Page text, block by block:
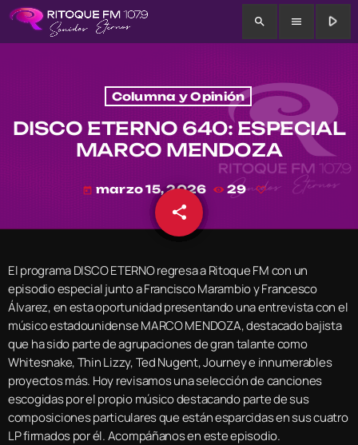
search menu play_arrow
Columna y Opinión
DISCO ETERNO 640: ESPECIAL
MARCO MENDOZA
today marzo 15, 2026 29
share
email
El programa DISCO ETERNO regresa a Ritoque FM con un
episodio especial junto a Francisco Marambio y Francesco
Álvarez, en esta oportunidad presentando una entrevista con el
músico estadounidense MARCO MENDOZA, destacado bajista
que ha sido parte de agrupaciones de gran talante como
Whitesnake, Thin Lizzy, Ted Nugent, Journey e innumerables
proyectos más. Hoy revisamos una selección de canciones
escogidas por el propio músico destacando parte de sus
composiciones particulares que están esparcidas en sus cuatro
LP firmados por él. Acompáñanos en este episodio.